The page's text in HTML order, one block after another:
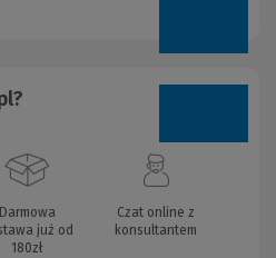
Darmowa
już od
180zł
Czat online z
konsultantem